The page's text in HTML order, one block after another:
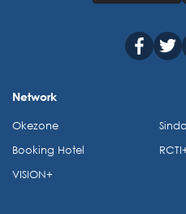
Network
Okezone
Booking Hotel
VISION+